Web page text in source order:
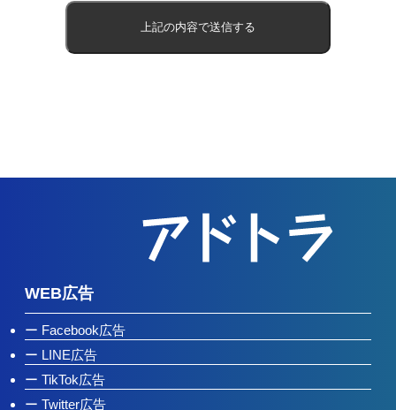
WEB広告
Facebook広告
LINE広告
TikTok広告
Twitter広告